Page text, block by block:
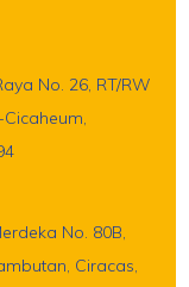
No. 26, RT/RW
No. 80B,
Ciracas,